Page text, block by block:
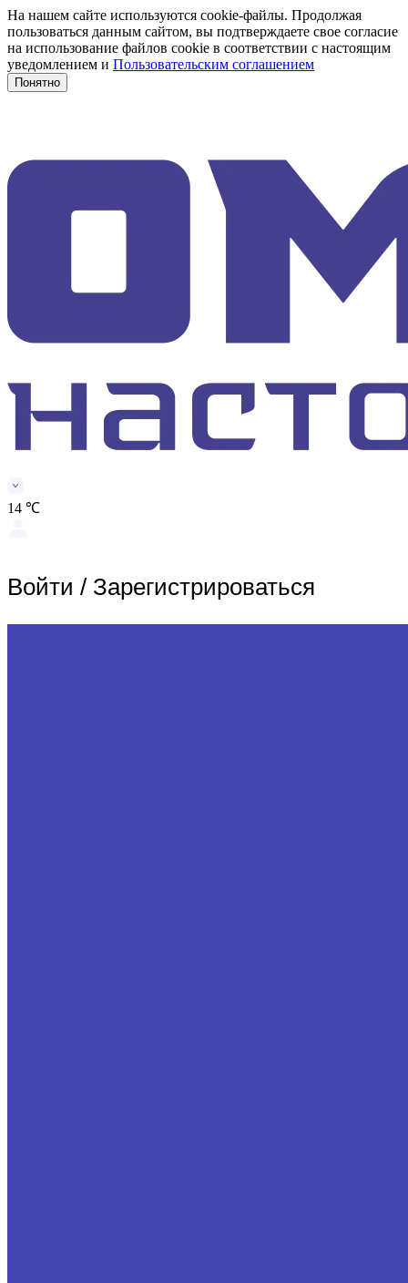
На нашем сайте используются cookie-файлы. Продолжая
пользоваться данным сайтом, вы подтверждаете свое согласие
на использование файлов cookie в соответствии с настоящим
уведомлением и Пользовательским соглашением
Понятно
14 ℃
Войти / Зарегистрироваться